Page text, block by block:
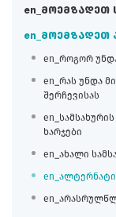
en_მოემზადეთ
en_მოემზადეთ
en_როგორ
en_რას უნდა
შერჩევისას
ხარჯები
en_ახალი